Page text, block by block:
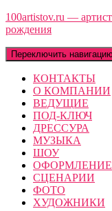
100artistov.ru —
рождения
Переключить
КОНТАКТЫ
О КОМПАНИИ
ВЕДУЩИЕ
ПОД-КЛЮЧ
ДРЕССУРА
МУЗЫКА
ШОУ
ОФОРМЛЕНИЕ
СЦЕНАРИИ
ФОТО
ХУДОЖНИКИ